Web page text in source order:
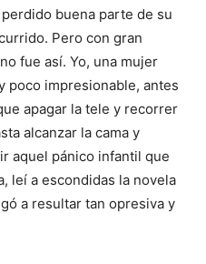
buena parte de su
Pero con gran
fue así. Yo, una mujer
poco impresionable, antes
apagar la tele y recorrer
alcanzar la cama y
aquel pánico infantil que
leí a escondidas la novela
a resultar tan opresiva y